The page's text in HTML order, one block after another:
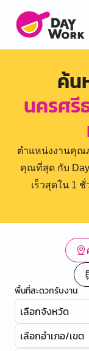
ค้น
นครศรี
ตำแหน่งงานคุณ
คุณที่สุด กับ
เร็วสุดใน 1
พื้นที่สะดวกรับงาน
เลือกจังหวัด
เลือกอำเภอ/เขต